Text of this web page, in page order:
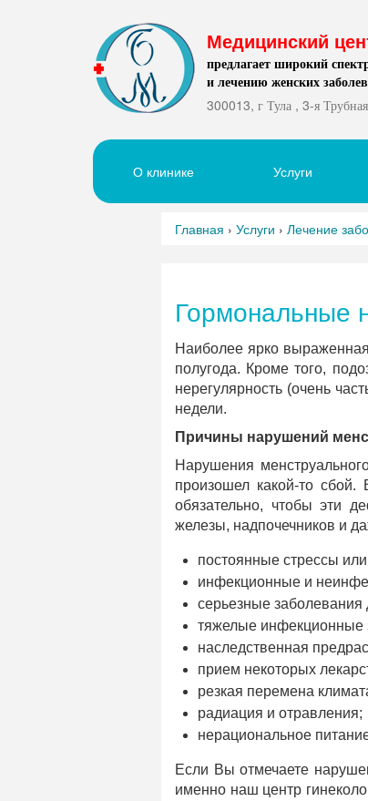
Медицинский
предлагает широкий
и лечению женских
300013, г Тула , 3-я
О клинике Услуги
Главная › Услуги › Лечение
Гормональные
Наиболее ярко
полугода. Кроме того,
нерегулярность (очень
недели.
Причины нарушений
Нарушения
произошел какой-то
обязательно, чтобы эти
железы, надпочечников и
постоянные стрессы
инфекционные и
серьезные заболевания
тяжелые инфекционные
наследственная
прием некоторых
резкая перемена
радиация и отравления;
нерациональное
Если Вы отмечаете
именно наш центр